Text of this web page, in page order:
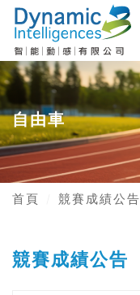
自由車
首頁 競賽成績公告
競賽成績公告